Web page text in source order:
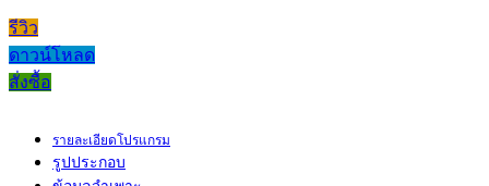
รีวิว
ดาวน์โหลด
สั่งซื้อ
รายละเอียดโปรแกรม
รูปประกอบ